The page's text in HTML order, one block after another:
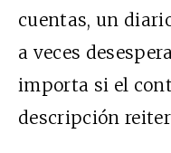
cuentas, un
a veces
importa si el
descripción